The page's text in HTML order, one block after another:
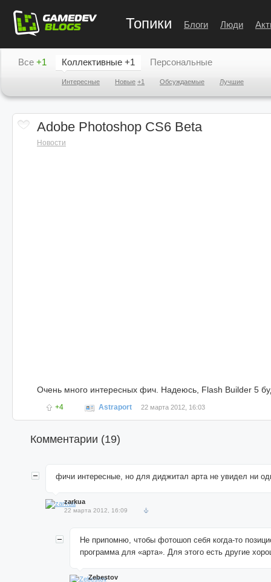
Топики Блоги Люди
Все +1 Коллективные +1
Интересные Новые +1 Обсуждаемые Лучшие
Персональные
Adobe Photoshop CS6 Beta
Новости
Очень много интересных фич. Надеюсь, Flash Builder 5
+4 Astraport 22 марта 2012, 16:03
Комментарии (19)
фичи интересные, но для диджитал арта не увидел ни
zarkua
22 марта 2012, 16:09
Не припомню, чтобы фотошоп себя когда-то
программа для «арта». Для этого есть другие
Zebestov